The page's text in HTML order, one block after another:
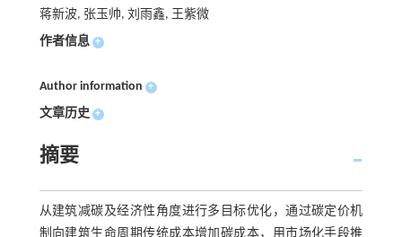
蒋新波, 张玉帅, 刘雨鑫, 王紫微
作者信息 +
Author information +
文章历史 +
摘要
从建筑减碳及经济性角度进行多目标优化，通过碳定价机
制向建筑生命周期传统成本增加碳成本，用市场化手段推